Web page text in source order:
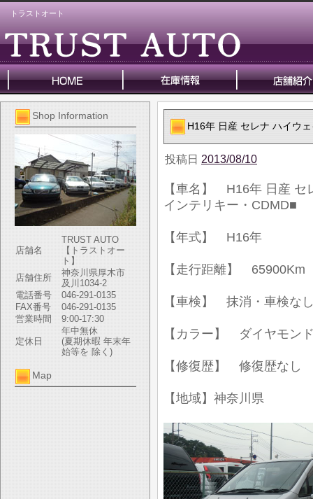
トラストオート
Shop Information
店舗名
TRUST AUTO
【トラストオー
ト】
店舗住所
神奈川県厚木市
及川1034-2
電話番号
046-291-0135
FAX番号
046-291-0135
営業時間
9:00-17:30
定休日
年中無休
(夏期休暇 年末年
始等を 除く)
Map
H16年 日産 セレナ ハイウ
投稿日 2013/08/10
【車名】 H16年 日産 セ
インテリキー・CDMD■
【年式】 H16年
【走行距離】 65900Km
【車検】 抹消・車検な
【カラー】 ダイヤモン
【修復歴】 修復歴なし
【地域】神奈川県